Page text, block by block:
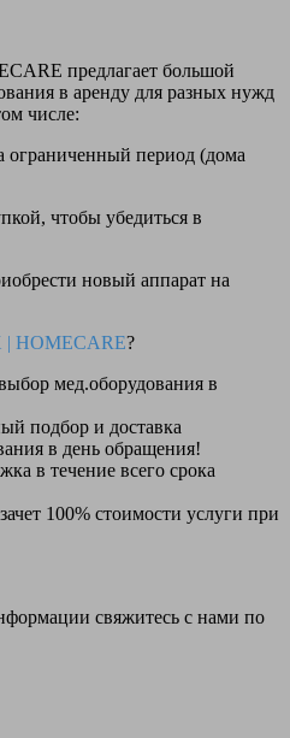
предлагает большой
в аренду для разных нужд
числе:
ограниченный период (дома
чтобы убедиться в
новый аппарат на
| HOMECARE?
мед.оборудования в
подбор и доставка
в день обращения!
в течение всего срока
100% стоимости услуги при
свяжитесь с нами по